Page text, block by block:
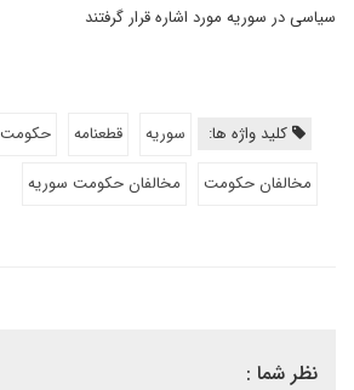
سیاسی در سوریه مورد اشاره قرار گرفتند
کلید واژه ها: سوریه قطعنامه حکومت
مخالفان حکومت
مخالفان حکومت سوریه
نظر شما :